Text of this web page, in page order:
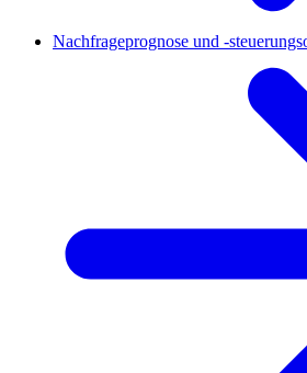
Nachfrageprognose und -